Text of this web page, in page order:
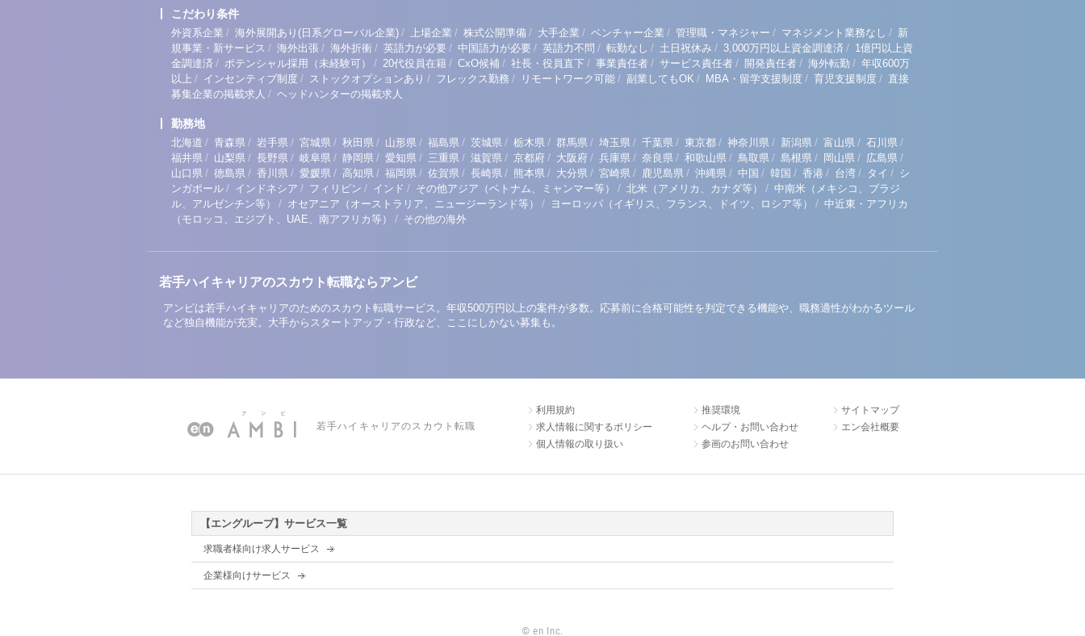
こだわり条件
外資系企業 / 海外展開あり(日系グローバル企業) / 上場企業 / 株式公開準備 / 大手企業 / ベンチャー企業 / 管理職・マネジャー / マネジメント業務なし / 新
規事業・新サービス / 海外出張 / 海外折衝 / 英語力が必要 / 中国語力が必要 / 英語力不問 / 転勤なし / 土日祝休み / 3,000万円以上資金調達済 / 1億円以上資
金調達済 / ポテンシャル採用（未経験可） / 20代役員在籍 / CxO候補 / 社長・役員直下 / 事業責任者 / サービス責任者 / 開発責任者 / 海外転勤 / 年収600万
以上 / インセンティブ制度 / ストックオプションあり / フレックス勤務 / リモートワーク可能 / 副業してもOK / MBA・留学支援制度 / 育児支援制度 / 直接
募集企業の掲載求人 / ヘッドハンターの掲載求人
勤務地
北海道 / 青森県 / 岩手県 / 宮城県 / 秋田県 / 山形県 / 福島県 / 茨城県 / 栃木県 / 群馬県 / 埼玉県 / 千葉県 / 東京都 / 神奈川県 / 新潟県 / 富山県 / 石川県 /
福井県 / 山梨県 / 長野県 / 岐阜県 / 静岡県 / 愛知県 / 三重県 / 滋賀県 / 京都府 / 大阪府 / 兵庫県 / 奈良県 / 和歌山県 / 鳥取県 / 島根県 / 岡山県 / 広島県 /
山口県 / 徳島県 / 香川県 / 愛媛県 / 高知県 / 福岡県 / 佐賀県 / 長崎県 / 熊本県 / 大分県 / 宮崎県 / 鹿児島県 / 沖縄県 / 中国 / 韓国 / 香港 / 台湾 / タイ / シ
ンガポール / インドネシア / フィリピン / インド / その他アジア（ベトナム、ミャンマー等） / 北米（アメリカ、カナダ等） / 中南米（メキシコ、ブラジ
ル、アルゼンチン等）
/ オセアニア（オーストラリア、ニュージーランド等） / ヨーロッパ（イギリス、フランス、ドイツ、ロシア等） / 中近東・アフリカ
（モロッコ、エジプト、UAE、南アフリカ等）
/ その他の海外
若手ハイキャリアのスカウト転職ならアンビ
アンビは若手ハイキャリアのためのスカウト転職サービス。年収500万円以上の案件が多数。応募前に合格可能性を判定できる機能や、職務適性がわかるツール
など独自機能が充実。大手からスタートアップ・行政など、ここにしかない募集も。
若手ハイキャリアのスカウト転職
利用規約
求人情報に関するポリシー
個人情報の取り扱い
推奨環境
ヘルプ・お問い合わせ
参画のお問い合わせ
サイトマップ
エン会社概要
【エングループ】サービス一覧
求職者様向け求人サービス
企業様向けサービス
© en Inc.